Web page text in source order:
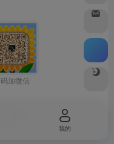
加微信
我的